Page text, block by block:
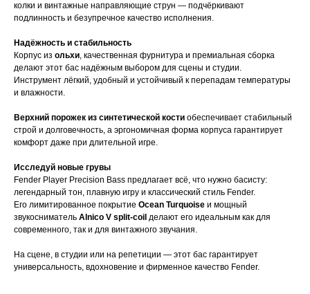
колки и винтажные направляющие струн — подчёркивают
подлинность и безупречное качество исполнения.
Надёжность и стабильность
Корпус из ольхи, качественная фурнитура и премиальная сборка
делают этот бас надёжным выбором для сцены и студии.
Инструмент лёгкий, удобный и устойчивый к перепадам температуры
и влажности.
Верхний порожек из синтетической кости обеспечивает стабильный
строй и долговечность, а эргономичная форма корпуса гарантирует
комфорт даже при длительной игре.
Исследуй новые грувы
Fender Player Precision Bass предлагает всё, что нужно басисту:
легендарный тон, плавную игру и классический стиль Fender.
Его лимитированное покрытие Ocean Turquoise и мощный
звукосниматель Alnico V split-coil делают его идеальным как для
современного, так и для винтажного звучания.
На сцене, в студии или на репетиции — этот бас гарантирует
универсальность, вдохновение и фирменное качество Fender.